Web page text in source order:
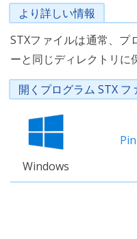
より詳しい情報
STXファイルは通常、プ
ーと同じディレクトリに
開くプログラム STX フ
Windows